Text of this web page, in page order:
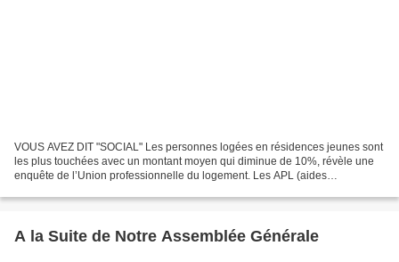
VOUS AVEZ DIT "SOCIAL" Les personnes logées en résidences jeunes sont
les plus touchées avec un montant moyen qui diminue de 10%, révèle une
enquête de l’Union professionnelle du logement. Les APL (aides
A la Suite de Notre Assemblée Générale